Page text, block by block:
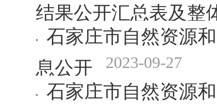
结果公开汇总表及整
石家庄市自然资源
息公开 2023-09-27
石家庄市自然资源